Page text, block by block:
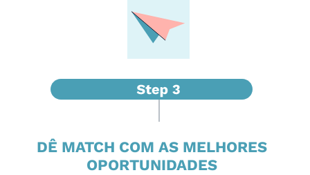
DÊ MATCH COM AS MELHORES
OPORTUNIDADES